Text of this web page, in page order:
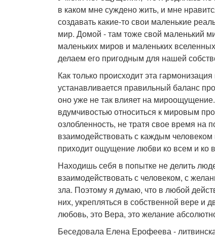
в каком мне суждено жить, и мне
создавать какие-то свои маленькие
мир. Домой - там тоже свой маленький
маленьких миров и маленьких
делаем его пригодным для нашей
Как только происходит эта
устанавливается правильный баланс
оно уже не так влияет на
вдумчивостью относиться к мировым
озлобленность, не тратя свое время на
взаимодействовать с каждым человеком
приходит ощущение любви ко всем и ко
Находишь себя в попытке не делить
взаимодействовать с человеком, с
зла. Поэтому я думаю, что в любой
них, укрепляться в собственной вере и
любовь, это Вера, это желание
Беседовала Елена Ерофеева -